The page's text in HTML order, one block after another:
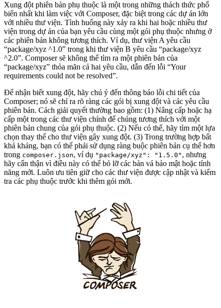
Xung đột phiên bản phụ thuộc là một trong những thách thức phổ
biến nhất khi làm việc với Composer, đặc biệt trong các dự án lớn
với nhiều thư viện. Tình huống này xảy ra khi hai hoặc nhiều thư
viện trong dự án của bạn yêu cầu cùng một gói phụ thuộc nhưng ở
các phiên bản không tương thích. Ví dụ, thư viện A yêu cầu
“package/xyz ^1.0” trong khi thư viện B yêu cầu “package/xyz
^2.0”. Composer sẽ không thể tìm ra một phiên bản của
“package/xyz” thỏa mãn cả hai yêu cầu, dẫn đến lỗi “Your
requirements could not be resolved”.
Để nhận biết xung đột, hãy chú ý đến thông báo lỗi chi tiết của
Composer; nó sẽ chỉ ra rõ ràng các gói bị xung đột và các yêu cầu
phiên bản. Cách giải quyết thường bao gồm: (1) Nâng cấp hoặc hạ
cấp một trong các thư viện chính để chúng tương thích với một
phiên bản chung của gói phụ thuộc. (2) Nếu có thể, hãy tìm một lựa
chọn thay thế cho thư viện gây xung đột. (3) Trong trường hợp bất
khả kháng, bạn có thể phải sử dụng ràng buộc phiên bản cụ thể hơn
trong composer.json, ví dụ "package/xyz": "1.5.0" , nhưng
hãy cẩn thận vì điều này có thể bỏ lỡ các bản vá bảo mật hoặc tính
năng mới. Luôn ưu tiên giữ cho các thư viện được cập nhật và kiểm
tra các phụ thuộc trước khi thêm gói mới.